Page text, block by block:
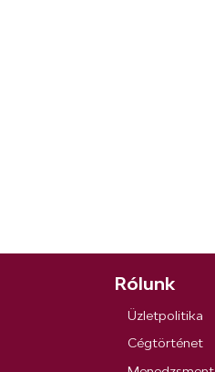
Rólunk
Üzletpolitika
Cégtörténet